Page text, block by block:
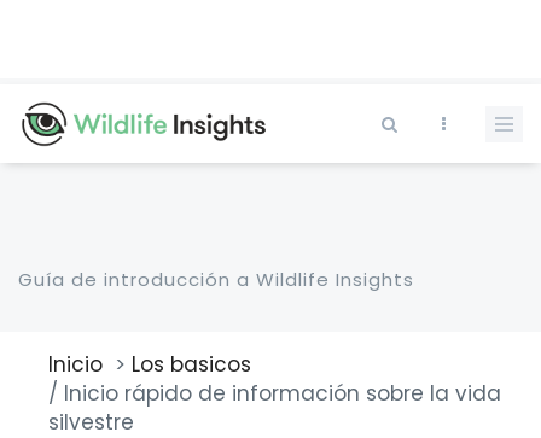
principal
Guía de introducción a Wildlife Insights
Sobrescribir
enlaces
Inicio
Los basicos
Inicio rápido de información sobre la vida
silvestre